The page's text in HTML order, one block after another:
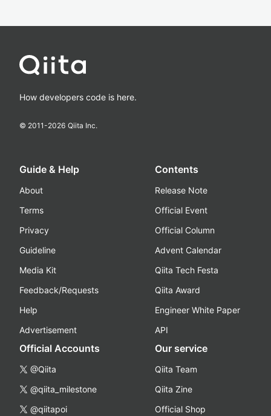
How developers code is here.
© 2011-2026 Qiita Inc.
Guide & Help
About
Terms
Privacy
Guideline
Media Kit
Feedback/Requests
Help
Advertisement
Contents
Release Note
Official Event
Official Column
Advent Calendar
Qiita Tech Festa
Qiita Award
Engineer White Paper
API
Official Accounts
@Qiita
@qiita_milestone
@qiitapoi
Our service
Qiita Team
Qiita Zine
Official Shop